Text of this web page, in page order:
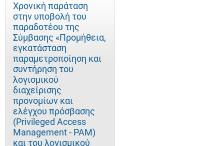
Χρονική παράταση
στην υποβολή του
παραδοτέου της
Σύμβασης «Προμήθεια,
εγκατάσταση
παραμετροποίηση και
συντήρηση του
λογισμικού
διαχείρισης
προνομίων και
ελέγχου πρόσβασης
(Privileged Access
Management - PAM)
και του λογισμικού